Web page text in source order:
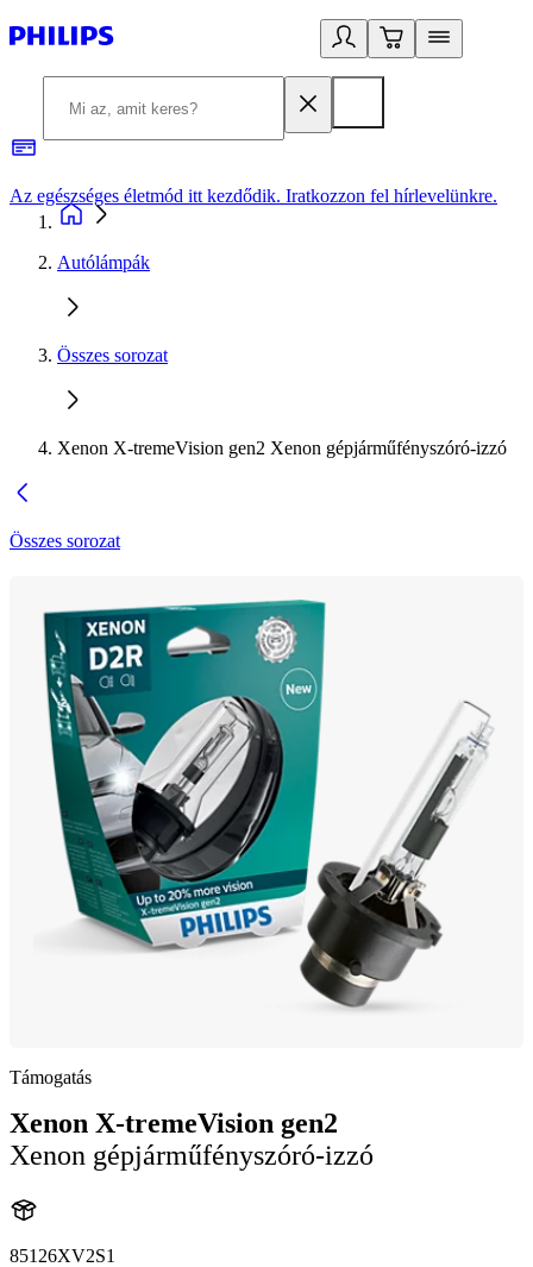
Az egészséges életmód itt kezdődik. Iratkozzon fel hírlevelünkre.
Autólámpák
Összes sorozat
Xenon X-tremeVision gen2 Xenon gépjárműfényszóró-izzó
Összes sorozat
Támogatás
Xenon X-tremeVision gen2
Xenon gépjárműfényszóró-izzó
85126XV2S1